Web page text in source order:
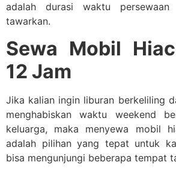
adalah durasi waktu
tawarkan.
Sewa Mobil
12 Jam
Jika kalian ingin liburan berkeliling
menghabiskan waktu weekend
keluarga, maka menyewa mobil
adalah pilihan yang tepat untuk
bisa mengunjungi beberapa tempat